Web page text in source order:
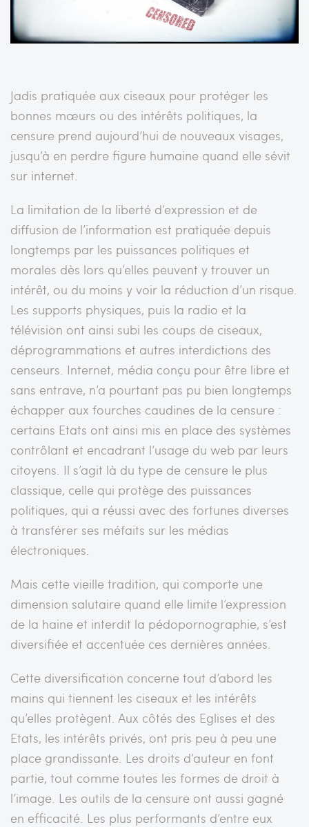
Jadis pratiquée aux ciseaux pour protéger les
bonnes mœurs ou des intérêts politiques, la
censure prend aujourd’hui de nouveaux visages,
jusqu’à en perdre figure humaine quand elle sévit
sur internet.
La limitation de la liberté d’expression et de
diffusion de l’information est pratiquée depuis
longtemps par les puissances politiques et
morales dès lors qu’elles peuvent y trouver un
intérêt, ou du moins y voir la réduction d’un risque.
Les supports physiques, puis la radio et la
télévision ont ainsi subi les coups de ciseaux,
déprogrammations et autres interdictions des
censeurs. Internet, média conçu pour être libre et
sans entrave, n’a pourtant pas pu bien longtemps
échapper aux fourches caudines de la censure :
certains Etats ont ainsi mis en place des systèmes
contrôlant et encadrant l’usage du web par leurs
citoyens. Il s’agit là du type de censure le plus
classique, celle qui protège des puissances
politiques, qui a réussi avec des fortunes diverses
à transférer ses méfaits sur les médias
électroniques.
Mais cette vieille tradition, qui comporte une
dimension salutaire quand elle limite l’expression
de la haine et interdit la pédopornographie, s’est
diversifiée et accentuée ces dernières années.
Cette diversification concerne tout d’abord les
mains qui tiennent les ciseaux et les intérêts
qu’elles protègent. Aux côtés des Eglises et des
Etats, les intérêts privés, ont pris peu à peu une
place grandissante. Les droits d’auteur en font
partie, tout comme toutes les formes de droit à
l’image. Les outils de la censure ont aussi gagné
en efficacité. Les plus performants d’entre eux